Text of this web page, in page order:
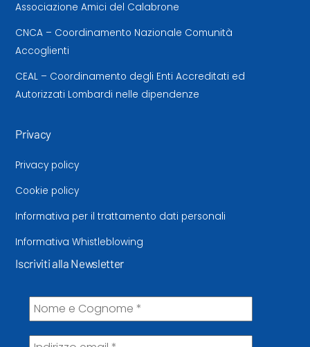
Associazione Amici del Calabrone
CNCA – Coordinamento Nazionale Comunità
Accoglienti
CEAL – Coordinamento degli Enti Accreditati ed
Autorizzati Lombardi nelle dipendenze
Privacy
Privacy policy
Cookie policy
Informativa per il trattamento dati personali
Informativa Whistleblowing
Iscriviti alla Newsletter